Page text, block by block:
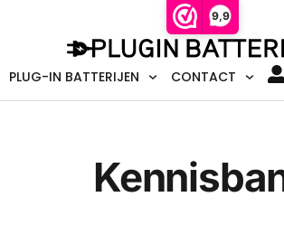
9,9
PLUG-IN BATTERIJEN CONTACT